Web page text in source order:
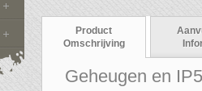
Product
Omschrijving
Geheugen en